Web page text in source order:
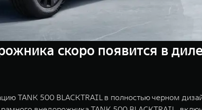
скоро появится в
TANK 500 BLACKTRAIL в полностью черном